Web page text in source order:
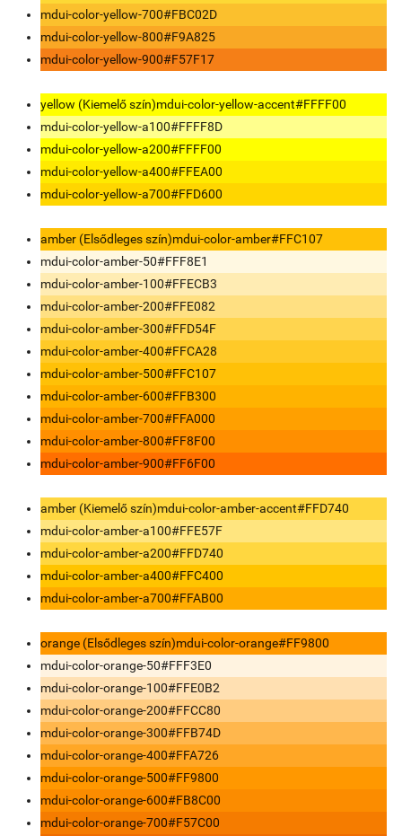
mdui-color-yellow-700#FBC02D
mdui-color-yellow-800#F9A825
mdui-color-yellow-900#F57F17
yellow (Kiemelő szín)mdui-color-yellow-accent#FFFF00
mdui-color-yellow-a100#FFFF8D
mdui-color-yellow-a200#FFFF00
mdui-color-yellow-a400#FFEA00
mdui-color-yellow-a700#FFD600
amber (Elsődleges szín)mdui-color-amber#FFC107
mdui-color-amber-50#FFF8E1
mdui-color-amber-100#FFECB3
mdui-color-amber-200#FFE082
mdui-color-amber-300#FFD54F
mdui-color-amber-400#FFCA28
mdui-color-amber-500#FFC107
mdui-color-amber-600#FFB300
mdui-color-amber-700#FFA000
mdui-color-amber-800#FF8F00
mdui-color-amber-900#FF6F00
amber (Kiemelő szín)mdui-color-amber-accent#FFD740
mdui-color-amber-a100#FFE57F
mdui-color-amber-a200#FFD740
mdui-color-amber-a400#FFC400
mdui-color-amber-a700#FFAB00
orange (Elsődleges szín)mdui-color-orange#FF9800
mdui-color-orange-50#FFF3E0
mdui-color-orange-100#FFE0B2
mdui-color-orange-200#FFCC80
mdui-color-orange-300#FFB74D
mdui-color-orange-400#FFA726
mdui-color-orange-500#FF9800
mdui-color-orange-600#FB8C00
mdui-color-orange-700#F57C00